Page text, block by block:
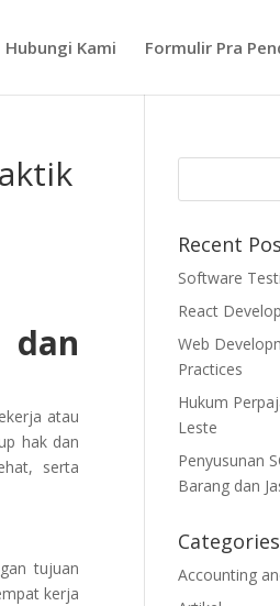
Hubungi Kami Formulir Pra
atau
hak dan
serta
tujuan
kerja
Recent
Software
React
Web
Practices
Hukum
Leste
Penyusunan
Barang dan
Categories
Accounting